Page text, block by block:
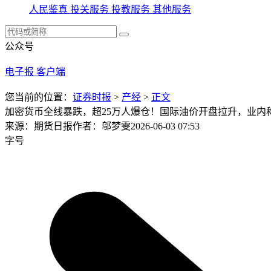
人民鉴真 投关服务 投教服务 其他服务
公众号
电子报 客户端
您当前的位置： 证券时报 > 产经 > 正文
加密货币全线暴跌，超25万人爆仓！国际油价开盘拉升，业内
来源：期货日报作者：邬梦雯2026-06-03 07:53
字号